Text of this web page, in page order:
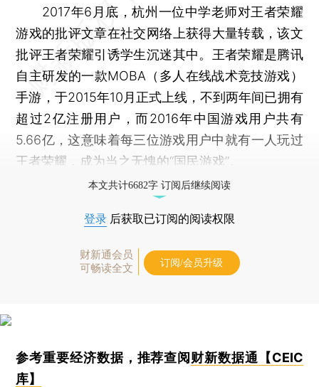
2017年6月底，杭州一位中学老师对王者荣耀
游戏的批评文章在社交网络上获得大量转载，该文
批评王者荣耀引诱学生沉迷其中。王者荣耀是腾讯
自主研发的一款MOBA（多人在线战术竞技游戏）
手游，于2015年10月正式上线，不到两年间已拥有
超过2亿注册用户，而2016年中国游戏用户共有
5.66亿，这意味着每三位游戏用户中就有一人玩过
王者荣耀，成为当之无愧的“国民游戏”。
本文共计6682字 订阅后继续阅读
登录 后获取已订阅的阅读权限
财新通会员
可畅读全文
订阅/会员升级
参考重要经济数据，推荐查阅 财新数据通【CEIC
库】